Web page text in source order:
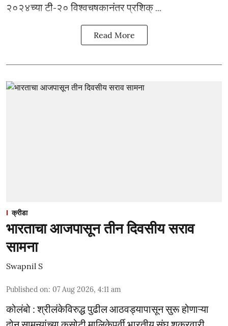
२०२४च्या टी-२० विश्वचषकानंतर प्रशिक् ...
Read More
क्रीडा
भारताचा आजपासून तीन दिवसीय सराव
सामना
Swapnil S
Published on: 07 Aug 2026, 4:11 am
कोलंबो : श्रीलंकेविरुद्ध पुढील आठवड्यापासून सुरू होणाऱ्या